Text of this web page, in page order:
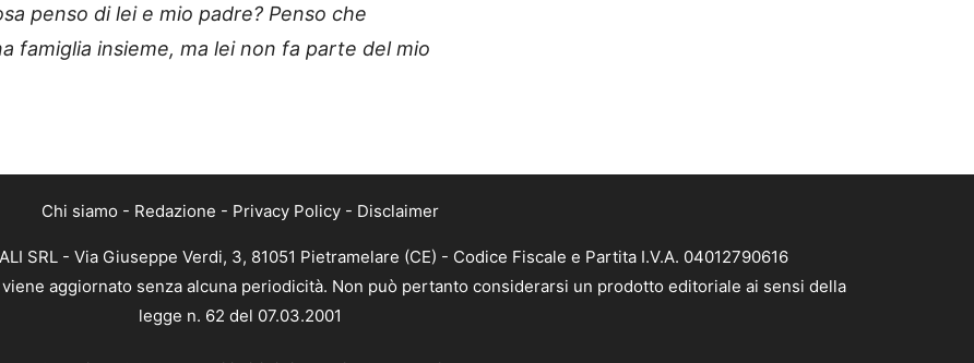
penso di lei e mio padre? Penso che
famiglia insieme, ma lei non fa parte del mio
Chi siamo - Redazione - Privacy Policy - Disclaimer
SRL - Via Giuseppe Verdi, 3, 81051 Pietramelare (CE) - Codice Fiscale e Partita I.V.A. 04012790616
aggiornato senza alcuna periodicità. Non può pertanto considerarsi un prodotto editoriale ai sensi della
legge n. 62 del 07.03.2001